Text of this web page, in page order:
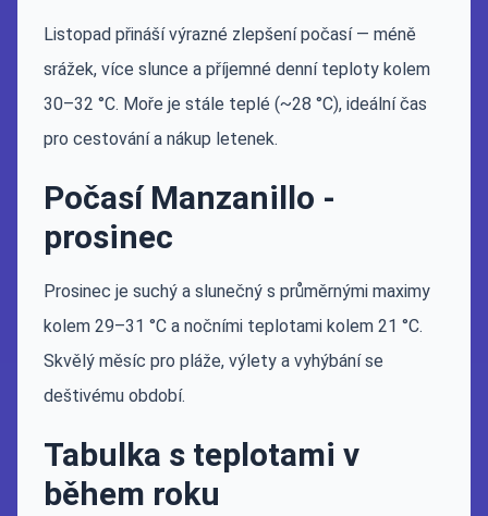
Listopad přináší výrazné zlepšení počasí — méně
srážek, více slunce a příjemné denní teploty kolem
30–32 °C. Moře je stále teplé (~28 °C), ideální čas
pro cestování a nákup letenek.
Počasí Manzanillo -
prosinec
Prosinec je suchý a slunečný s průměrnými maximy
kolem 29–31 °C a nočními teplotami kolem 21 °C.
Skvělý měsíc pro pláže, výlety a vyhýbání se
deštivému období.
Tabulka s teplotami v
během roku